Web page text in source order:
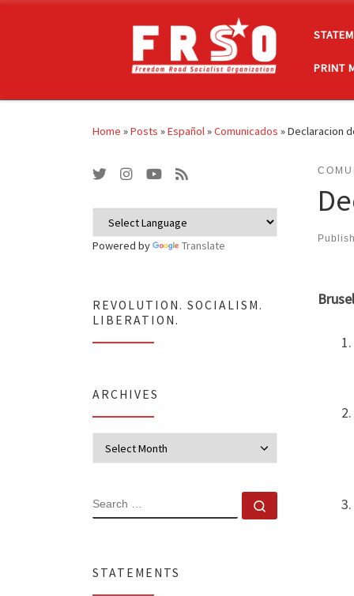
PRINT
Home »Posts »Español»Comunicados »Declaracion
Powered by Translate
REVOLUTION. SOCIALISM.
LIBERATION.
ARCHIVES
SEARCH
STATEMENTS